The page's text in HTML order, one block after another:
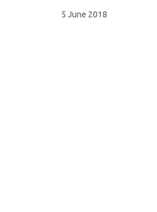
5 June 2018